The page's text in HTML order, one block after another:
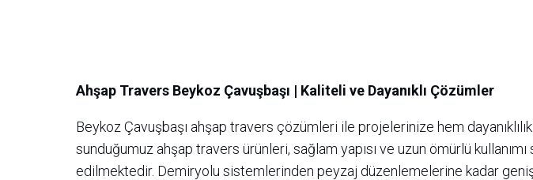
Ahşap Travers Beykoz Çavuşbaşı | Kaliteli ve Dayanıklı Çözümler
Beykoz Çavuşbaşı ahşap travers çözümleri ile projelerinize hem
sunduğumuz ahşap travers ürünleri, sağlam yapısı ve uzun ömürlü
edilmektedir. Demiryolu sistemlerinden peyzaj düzenlemelerine kadar